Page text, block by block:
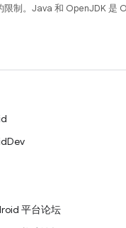
限制。Java 和 OpenJDK 是
平台论坛